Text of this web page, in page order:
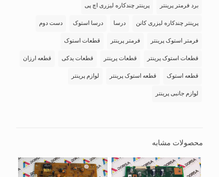
برد فرمتر پرینتر پرینتر چندکاره لیزری اچ پی
پرینتر چندکاره لیزری کانن درسا درسا استوک دست دوم
فرمتر استوک پرینتر فرمتر پرینتر قطعات استوک
قطعات استوک پرینتر قطعات پرینتر قطعات یدکی قطعه ارزان
قطعه استوک قطعه استوک پرینتر لوازم پرینتر
لوازم جانبی پرینتر
محصولات مشابه